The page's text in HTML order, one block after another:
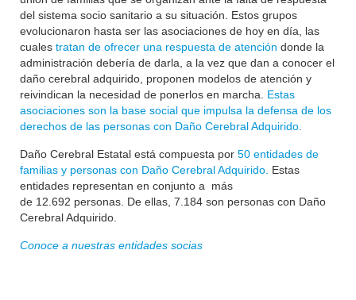
del sistema socio sanitario a su situación. Estos grupos
evolucionaron hasta ser las asociaciones de hoy en día, las
cuales tratan de ofrecer una respuesta de atención donde la
administración debería de darla, a la vez que dan a conocer el
daño cerebral adquirido, proponen modelos de atención y
reivindican la necesidad de ponerlos en marcha. Estas
asociaciones son la base social que impulsa la defensa de los
derechos de las personas con Daño Cerebral Adquirido.
Daño Cerebral Estatal está compuesta por 50 entidades de
familias y personas con Daño Cerebral Adquirido. Estas
entidades representan en conjunto a más
de 12.692 personas. De ellas, 7.184 son personas con Daño
Cerebral Adquirido.
Conoce a nuestras entidades socias